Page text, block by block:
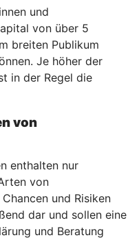
und
von über 5
breiten Publikum
Je höher der
in der Regel die
von
enthalten nur
von
und Risiken
dar und sollen eine
und Beratung